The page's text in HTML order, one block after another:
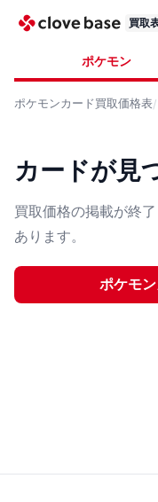
買取
ポケモン
ポケモンカード買取価格表
カードが見
買取価格の掲載が終
あります。
ポケモ